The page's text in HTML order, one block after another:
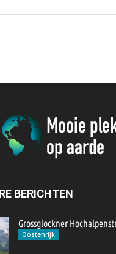
BERICHTEN
Grossglockner
Oostenrijk